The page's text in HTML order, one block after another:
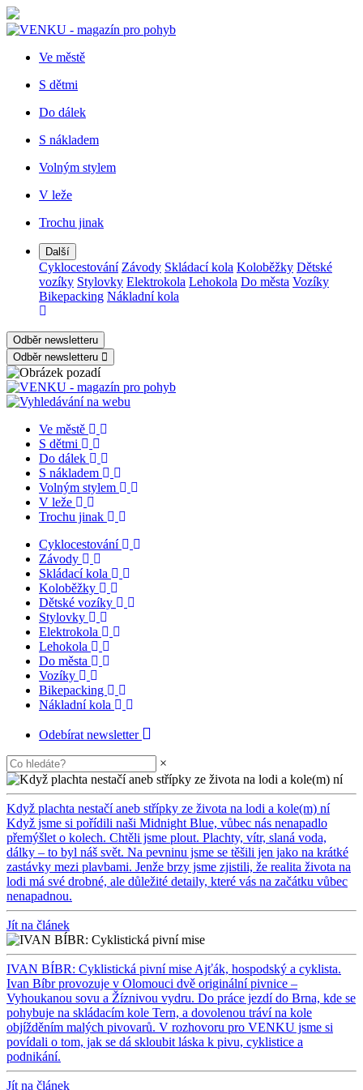
Ve městě
S dětmi
Do dálek
S nákladem
Volným stylem
V leže
Trochu jinak
Další
Cyklocestování Závody Skládací kola Koloběžky Dětské
vozíky Stylovky Elektrokola Lehokola Do města Vozíky
Bikepacking Nákladní kola
Odběr newsletteru
Odběr newsletteru
Ve městě
S dětmi
Do dálek
S nákladem
Volným stylem
V leže
Trochu jinak
Cyklocestování
Závody
Skládací kola
Koloběžky
Dětské vozíky
Stylovky
Elektrokola
Lehokola
Do města
Vozíky
Bikepacking
Nákladní kola
Odebírat newsletter
×
Když plachta nestačí aneb střípky ze života na lodi a kole(m) ní
Když jsme si pořídili naši Midnight Blue, vůbec nás nenapadlo
přemýšlet o kolech. Chtěli jsme plout. Plachty, vítr, slaná voda,
dálky – to byl náš svět. Na pevninu jsme se těšili jen jako na krátké
zastávky mezi plavbami. Jenže brzy jsme zjistili, že realita života na
lodi má své drobné, ale důležité detaily, které vás na začátku vůbec
nenapadnou.
Jít na článek
IVAN BÍBR: Cyklistická pivní mise Ajťák, hospodský a cyklista.
Ivan Bíbr provozuje v Olomouci dvě originální pivnice –
Vyhoukanou sovu a Žíznivou vydru. Do práce jezdí do Brna, kde se
pohybuje na skládacím kole Tern, a dovolenou tráví na kole
objížděním malých pivovarů. V rozhovoru pro VENKU jsme si
povídali o tom, jak se dá skloubit láska k pivu, cyklistice a
podnikání.
Jít na článek